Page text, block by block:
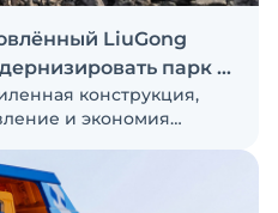
LiuGong
парк с
конструкция,
и экономия
можно на тест-
SKL